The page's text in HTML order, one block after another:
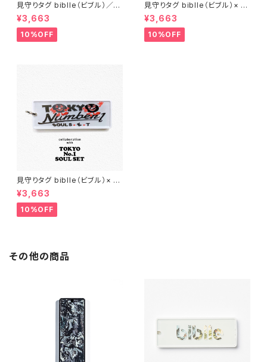
見守りタグ biblle（ビブル）／ア
レクサンダーリーチャン×カクタ
スアロハ
¥3,663
10%OFF
見守りタグ biblle（ビブル）× T
OKYO No.1 SOUL SET/blac
k
¥3,663
10%OFF
見守りタグ biblle（ビブル）× T
OKYO No.1 SOUL SET/whit
e
¥3,663
10%OFF
その他の商品